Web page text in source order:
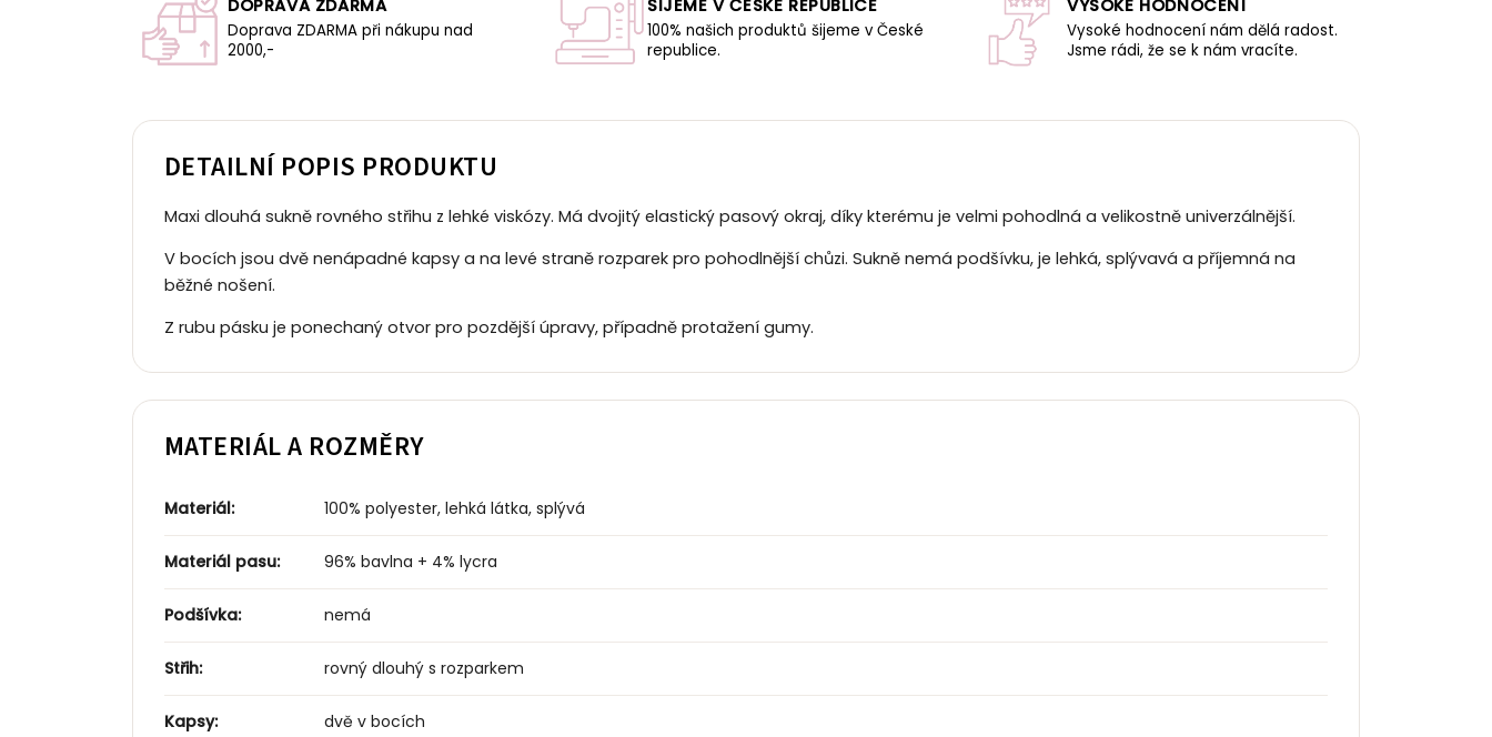
DOPRAVA ZDARMA
Doprava ZDARMA při nákupu nad
2000,-
ŠIJEME V ČESKÉ REPUBLICE
100% našich produktů šijeme v České
republice.
VYSOKÉ HODNOCENÍ
Vysoké hodnocení nám dělá radost.
Jsme rádi, že se k nám vracíte.
DETAILNÍ POPIS PRODUKTU
Maxi dlouhá sukně rovného střihu z lehké viskózy. Má dvojitý elastický pasový okraj, díky kterému je velmi pohodlná a velikostně univerzálnější.
V bocích jsou dvě nenápadné kapsy a na levé straně rozparek pro pohodlnější chůzi. Sukně nemá podšívku, je lehká, splývavá a příjemná na
běžné nošení.
Z rubu pásku je ponechaný otvor pro pozdější úpravy, případně protažení gumy.
MATERIÁL A ROZMĚRY
Materiál: 100% polyester, lehká látka, splývá
Materiál pasu: 96% bavlna + 4% lycra
Podšívka: nemá
Střih: rovný dlouhý s rozparkem
Kapsy: dvě v bocích